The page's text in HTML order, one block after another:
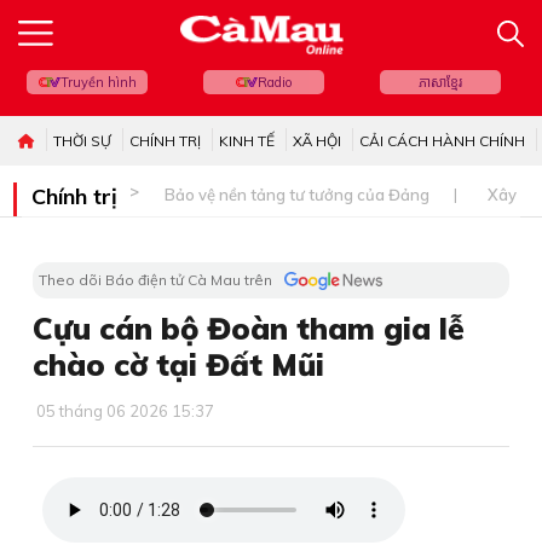
Truyền hình Radio ភាសាខ្មែរ
THỜI SỰ CHÍNH TRỊ KINH TẾ XÃ HỘI CẢI CÁCH HÀNH CHÍNH
Chính trị Bảo vệ nền tảng tư tưởng của Đảng Xây
Theo dõi Báo điện tử Cà Mau trên
Cựu cán bộ Đoàn tham gia lễ
chào cờ tại Đất Mũi
05 tháng 06 2026 15:37